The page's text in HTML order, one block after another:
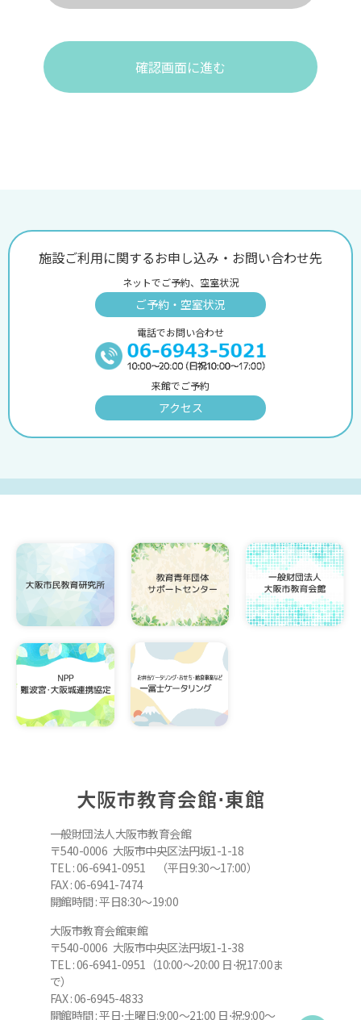
確認画面に進む
施設ご利用に関するお申し込み・お問い合わせ先
ネットでご予約、空室状況
ご予約・空室状況
電話でお問い合わせ
来館でご予約
アクセス
大阪市教育会館⋅東館
一般財団法人大阪市教育会館
〒540-0006 大阪市中央区法円坂1-1-18
TEL : 06-6941-0951 （平日9:30～17:00）
FAX : 06-6941-7474
開館時間 : 平日8:30～19:00
大阪市教育会館東館
〒540-0006 大阪市中央区法円坂1-1-38
TEL : 06-6941-0951（10:00～20:00 日⋅祝17:00ま
で）
FAX : 06-6945-4833
開館時間 : 平日⋅土曜日:9:00～21:00 日⋅祝:9:00～